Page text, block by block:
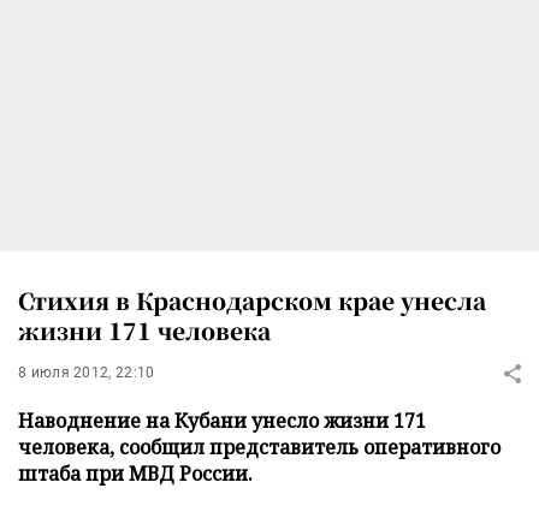
Стихия в Краснодарском крае унесла
жизни 171 человека
8 июля 2012, 22:10
Наводнение на Кубани унесло жизни 171
человека, сообщил представитель оперативного
штаба при МВД России.